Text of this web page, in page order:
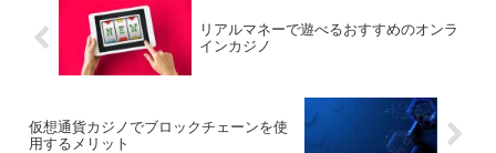
リアルマネーで遊べるおすすめのオンラ
インカジノ
仮想通貨カジノでブロックチェーンを使
用するメリット